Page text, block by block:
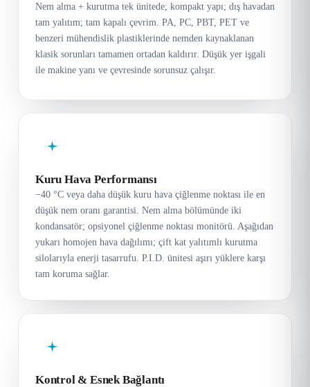
Nem alma + kurutma tek ünitede; kompakt yapı; dış havadan
tam yalıtım; tam kapalı çevrim. PA, PC, PBT, PET ve
benzeri mühendislik plastiklerinde nemden kaynaklanan
klasik sorunları tamamen ortadan kaldırır. Düşük yer işgali
ile makine yanı ve çevresinde sorunsuz çalışır.
Kuru Hava Performansı
−40 °C veya daha düşük kuru hava çiğlenme noktası ile en
düşük nem oranı garantisi. Nem alma bölümünde iki
kondansatör; opsiyonel çiğlenme noktası monitörü. Aşağıdan
yukarı homojen hava dağılımı; çift kat yalıtımlı kurutma
silolarıyla enerji tasarrufu. P.I.D. ünitesi aşırı yüklere karşı
tam koruma sağlar.
Kontrol & Esnek Bağlantı